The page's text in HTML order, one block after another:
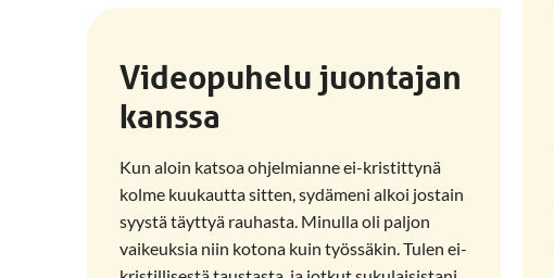
Videopuhelu juontajan
kanssa
Kun aloin katsoa ohjelmianne ei-kristittynä
kolme kuukautta sitten, sydämeni alkoi jostain
syystä täyttyä rauhasta. Minulla oli paljon
vaikeuksia niin kotona kuin työssäkin. Tulen ei-